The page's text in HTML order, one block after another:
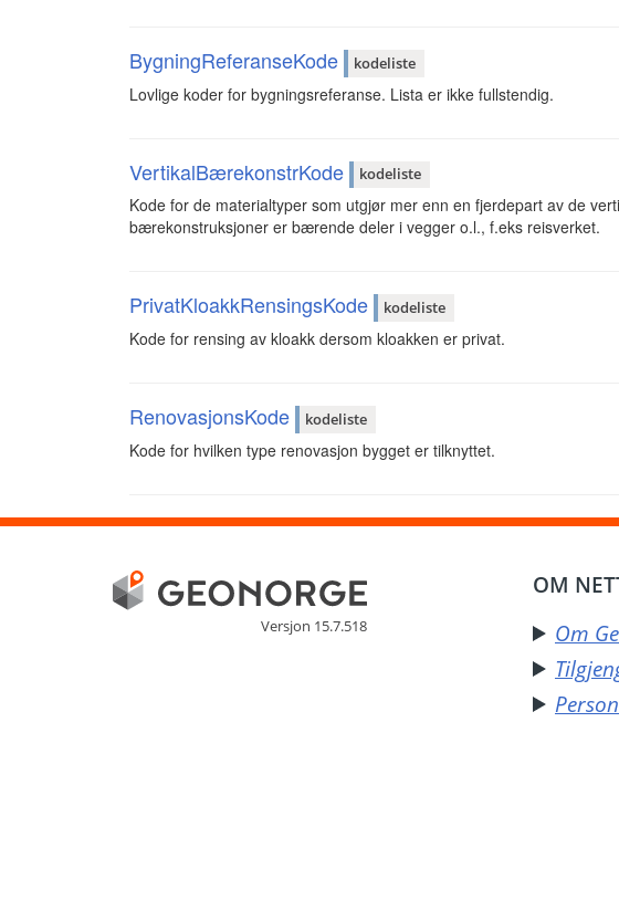
BygningReferanseKode kodeliste
Lovlige koder for bygningsreferanse. Lista er ikke fullstendig.
VertikalBærekonstrKode kodeliste
Kode for de materialtyper som utgjør mer enn en fjerdepart av de
bærekonstruksjoner er bærende deler i vegger o.l., f.eks reisverket.
PrivatKloakkRensingsKode kodeliste
Kode for rensing av kloakk dersom kloakken er privat.
RenovasjonsKode kodeliste
Kode for hvilken type renovasjon bygget er tilknyttet.